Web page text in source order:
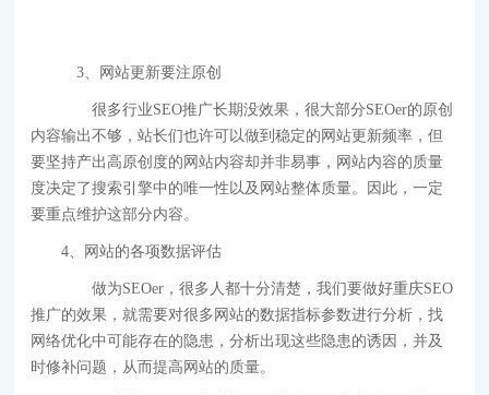
3、网站更新要注原创
很多行业SEO推广长期没效果，很大部分SEOer的原创
内容输出不够，站长们也许可以做到稳定的网站更新频率，但
要坚持产出高原创度的网站内容却并非易事，网站内容的质量
度决定了搜索引擎中的唯一性以及网站整体质量。因此，一定
要重点维护这部分内容。
4、网站的各项数据评估
做为SEOer，很多人都十分清楚，我们要做好重庆SEO
推广的效果，就需要对很多网站的数据指标参数进行分析，找
网络优化中可能存在的隐患，分析出现这些隐患的诱因，并及
时修补问题，从而提高网站的质量。